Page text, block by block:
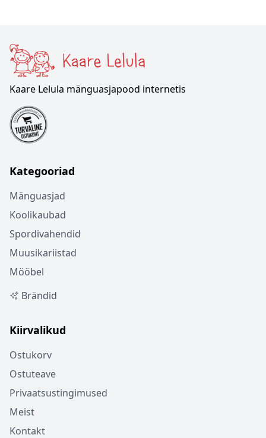
Kaare Lelula mänguasjapood internetis
Kategooriad
Mänguasjad
Koolikaubad
Spordivahendid
Muusikariistad
Mööbel
Brändid
Kiirvalikud
Ostukorv
Ostuteave
Privaatsustingimused
Meist
Kontakt